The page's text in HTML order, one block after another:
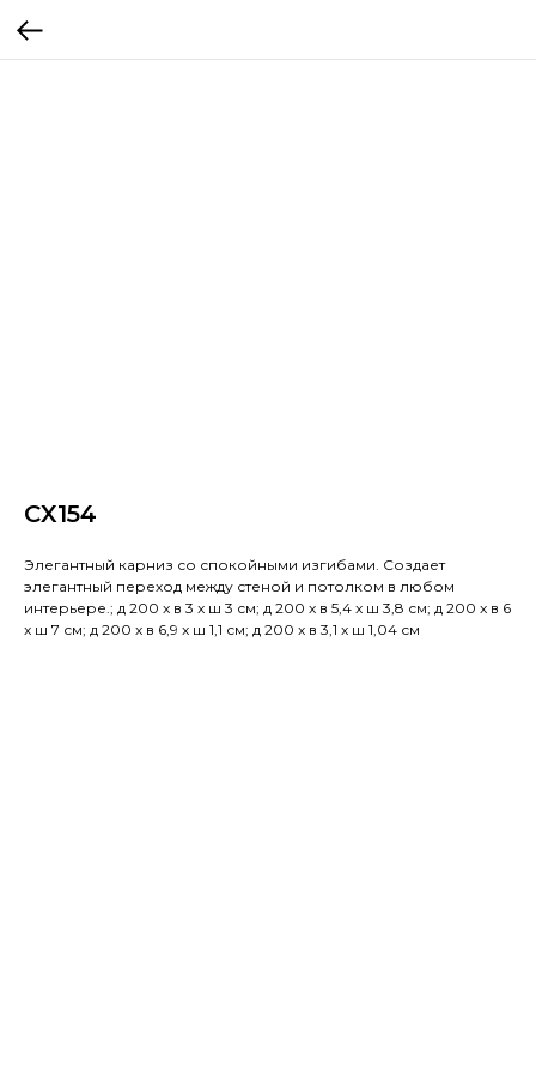
CX154
Элегантный карниз со спокойными изгибами. Создает
элегантный переход между стеной и потолком в любом
интерьере.; д 200 x в 3 x ш 3 см; д 200 x в 5,4 x ш 3,8 см; д 200 x в 6
x ш 7 см; д 200 x в 6,9 x ш 1,1 см; д 200 x в 3,1 x ш 1,04 см